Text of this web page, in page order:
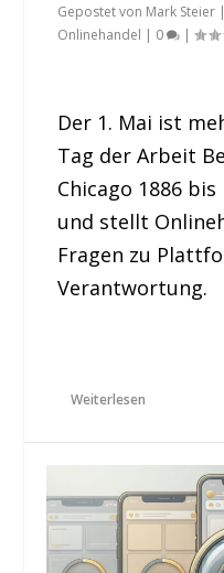
Gepostet von Mark Steier |
Onlinehandel | 0 |
Der 1. Mai ist
Tag der Arbeit
Chicago 1886
und stellt
Fragen zu
Verantwortung.
Weiterlesen